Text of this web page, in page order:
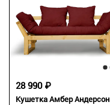
Кушетка Амбер Андерсон
28 990 ₽